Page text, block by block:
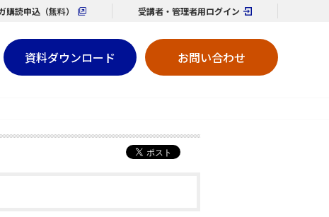
購読申込（無料） 受講者・管理者用ログイン
資料ダウンロード お問い合わせ